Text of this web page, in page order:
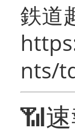
鉄道
nts/
📶